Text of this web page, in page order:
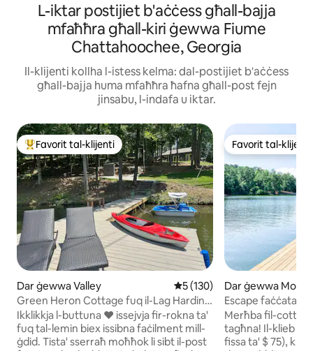
L-iktar postijiet b'aċċess għall-bajja
mfaħħra għall-kiri ġewwa Fiume
Chattahoochee, Georgia
Il-klijenti kollha l-istess kelma: dal-postijiet b'aċċess
għall-bajja huma mfaħħra ħafna għall-post fejn
jinsabu, l-indafa u iktar.
Wieħed mill-aqwa favoriti tal-klijenti
Favorit tal-klijenti
Dar ġewwa Valley Rating medju ta' 5 minn 5,
5 (130)
Green Heron Cottage fuq il-Lag Harding
- 3 Sodod King
Ikklikkja l-buttuna ❤️ issejvja fir-rokna ta'
fuq tal-lemin biex issibna faċilment mill-
ġdid. Tista' sserraħ moħħok li sibt il-post
Favorit tal-klijenti
Favorit tal-klijenti
Dar ġewwa
Escape faċċata
Dogwood
Merħba fil-
tagħna! Il-klieb
fissa ta' $ 75),